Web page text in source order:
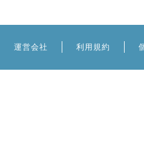
運営会社 利用規約